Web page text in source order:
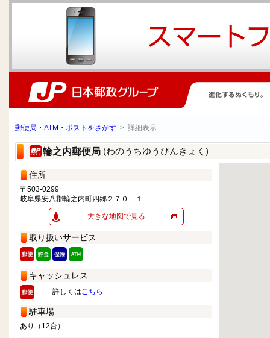
郵便局・ATM・ポストをさがす > 詳細表示
輪之内郵便局 (わのうちゆうびんきょく)
住所
〒503-0299
岐阜県安八郡輪之内町四郷２７０－１
大きな地図で見る
取り扱いサービス
キャッシュレス
詳しくはこちら
駐車場
あり（12台）